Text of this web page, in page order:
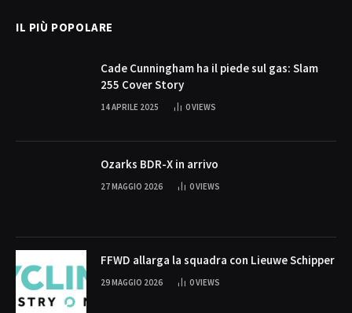
IL PIÙ POPOLARE
Cade Cunningham ha il piede sul gas: Slam
255 Cover Story
14 APRILE 2025 0VIEWS
Ozarks BDR-X in arrivo
27 MAGGIO 2026 0VIEWS
FFWD allarga la squadra con Lieuwe Schipper
29 MAGGIO 2026 0VIEWS